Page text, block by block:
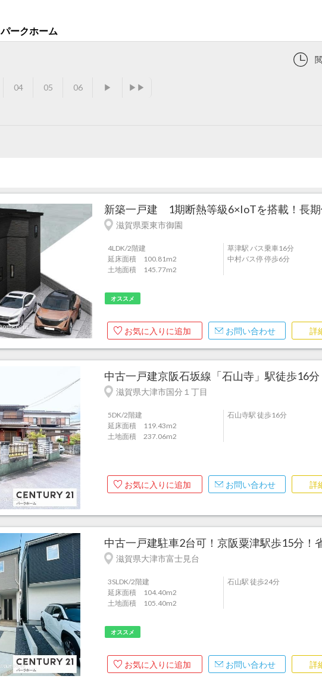
パークホーム
04 05 06 ▶ ▶▶
新築一戸建 1期断熱等級6×IoTを搭載！長期
滋賀県栗東市御園
4LDK/2階建
延床面積 100.81m2
土地面積 145.77m2
草津駅 バス乗車16分
中村バス停 停歩6分
オススメ
お気に入りに追加 お問い合わせ 詳
中古一戸建京阪石坂線「石山寺」駅徒歩16
滋賀県大津市国分１丁目
5DK/2階建
延床面積 119.43m2
土地面積 237.06m2
石山寺駅 徒歩16分
お気に入りに追加 お問い合わせ 詳
中古一戸建駐車2台可！京阪粟津駅歩15分！
滋賀県大津市富士見台
3SLDK/2階建
延床面積 104.40m2
土地面積 105.40m2
石山駅 徒歩24分
オススメ
お気に入りに追加 お問い合わせ 詳